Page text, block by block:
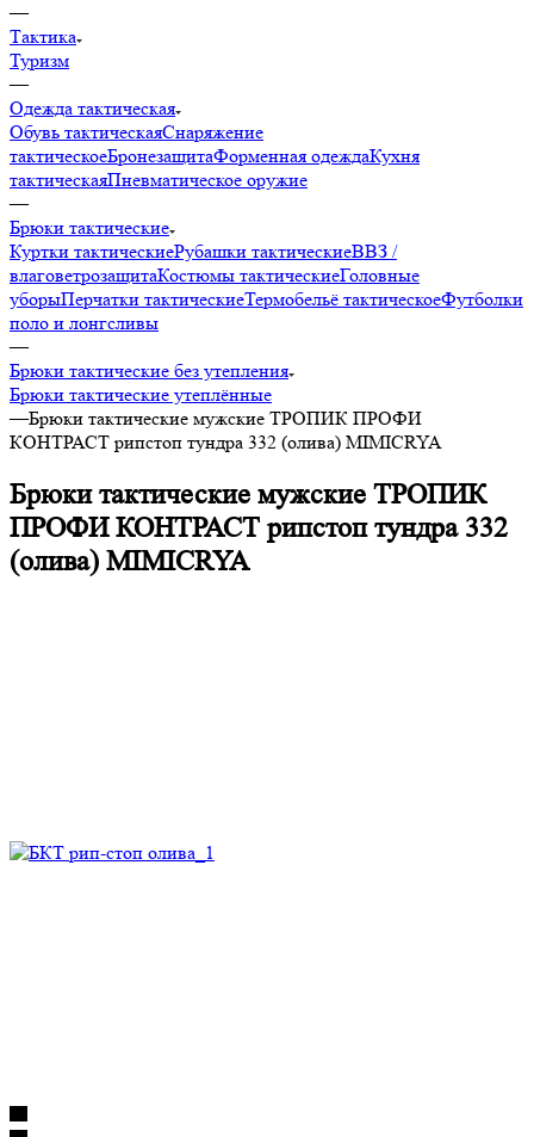
—
Тактика
Туризм
—
Одежда тактическая
Обувь тактическаяСнаряжение
тактическоеБронезащитаФорменная одеждаКухня
тактическаяПневматическое оружие
—
Брюки тактические
Куртки тактическиеРубашки тактическиеВВЗ /
влаговетрозащитаКостюмы тактическиеГоловные
уборыПерчатки тактическиеТермобельё тактическоеФутболки
поло и лонгсливы
—
Брюки тактические без утепления
Брюки тактические утеплённые
—Брюки тактические мужские ТРОПИК ПРОФИ
КОНТРАСТ рипстоп тундра 332 (олива) MIMICRYA
Брюки тактические мужские ТРОПИК
ПРОФИ КОНТРАСТ рипстоп тундра 332
(олива) MIMICRYA